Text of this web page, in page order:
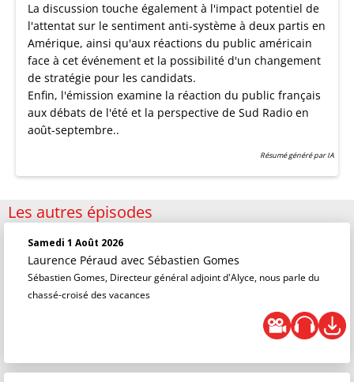
La discussion touche également à l'impact potentiel de
l'attentat sur le sentiment anti-système à deux partis en
Amérique, ainsi qu'aux réactions du public américain
face à cet événement et la possibilité d'un changement
de stratégie pour les candidats.
Enfin, l'émission examine la réaction du public français
aux débats de l'été et la perspective de Sud Radio en
août-septembre..
Résumé généré par IA
Les autres épisodes
Samedi 1 Août 2026
Laurence Péraud avec Sébastien Gomes
Sébastien Gomes, Directeur général adjoint d'Alyce, nous parle du
chassé-croisé des vacances